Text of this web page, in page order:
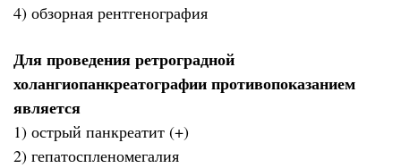
4) обзорная рентгенография
Для проведения ретроградной
холангиопанкреатографии противопоказанием
является
1) острый панкреатит (+)
2) гепатоспленомегалия